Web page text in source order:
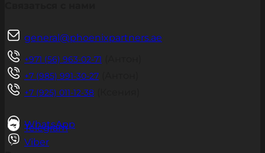
general@phoenixpartners.ae
+971 (56) 963-02-71
+7 (985) 991-30-27
+7 (925) 011-12-38
WhatsApp
Telegram
Viber